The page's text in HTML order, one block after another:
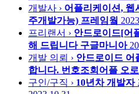
개발사 › 어플리케이션, 웹
주개발가능) 프레임웤
프리랜서 › 안드로이드[어
해 드립니다 구글마니아
개발 의뢰 › 안드로이드 어
합니다. 번호조회어플 오
구인/구직 › 10년차 개발자